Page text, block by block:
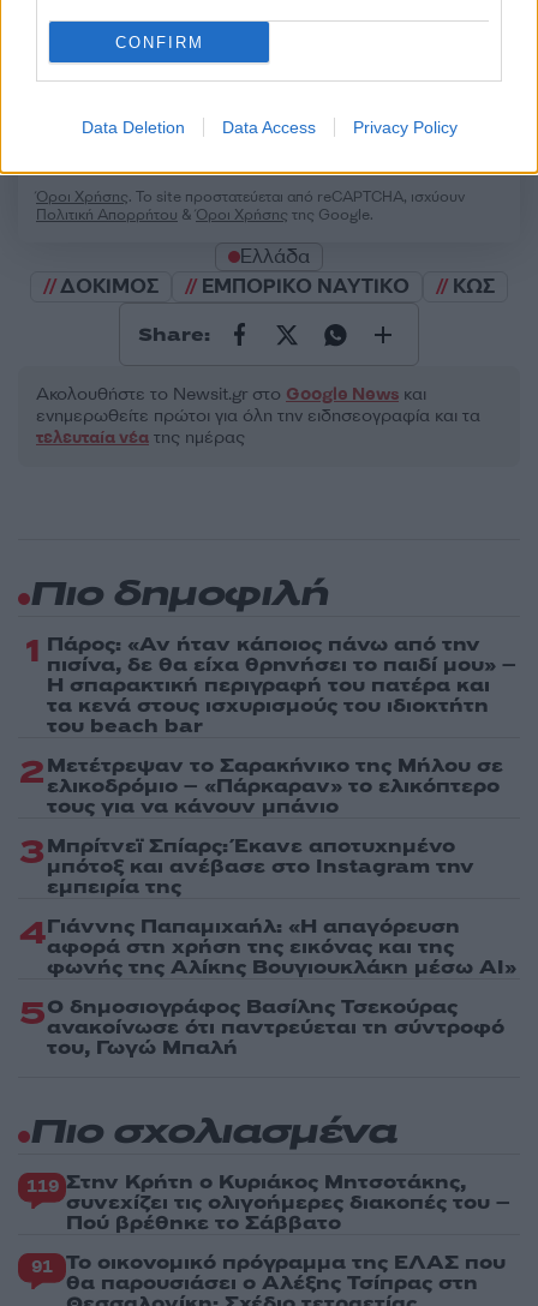
CONFIRM
Data Deletion Data Access Privacy Policy
Υποβολή σχολίου
Όροι Χρήσης. Το site προστατεύεται από reCAPTCHA, ισχύουν
Πολιτική Απορρήτου &Όροι Χρήσης της Google.
Ελλάδα
ΔΟΚΙΜΟΣ
ΕΜΠΟΡΙΚΟ ΝΑΥΤΙΚΟ ΚΩΣ
Share:
Ακολουθήστε το Νewsit.gr στο Google News και
ενημερωθείτε πρώτοι για όλη την ειδησεογραφία και τα
τελευταία νέα της ημέρας
Πιο δημοφιλή
1 Πάρος: «Αν ήταν κάποιος πάνω από την
πισίνα, δε θα είχα θρηνήσει το παιδί μου» –
Η σπαρακτική περιγραφή του πατέρα και
τα κενά στους ισχυρισμούς του ιδιοκτήτη
του beach bar
2Μετέτρεψαν το Σαρακήνικο της Μήλου σε
ελικοδρόμιο – «Πάρκαραν» το ελικόπτερο
τους για να κάνουν μπάνιο
3Μπρίτνεϊ Σπίαρς: Έκανε αποτυχημένο
μπότοξ και ανέβασε στο Instagram την
εμπειρία της
4Γιάννης Παπαμιχαήλ: «Η απαγόρευση
αφορά στη χρήση της εικόνας και της
φωνής της Αλίκης Βουγιουκλάκη μέσω AI»
5Ο δημοσιογράφος Βασίλης Τσεκούρας
ανακοίνωσε ότι παντρεύεται τη σύντροφό
του, Γωγώ Μπαλή
Πιο σχολιασμένα
119 Στην Κρήτη ο Κυριάκος Μητσοτάκης,
συνεχίζει τις ολιγοήμερες διακοπές του –
Πού βρέθηκε το Σάββατο
91 Το οικονομικό πρόγραμμα της ΕΛΑΣ που
θα παρουσιάσει ο Αλέξης Τσίπρας στη